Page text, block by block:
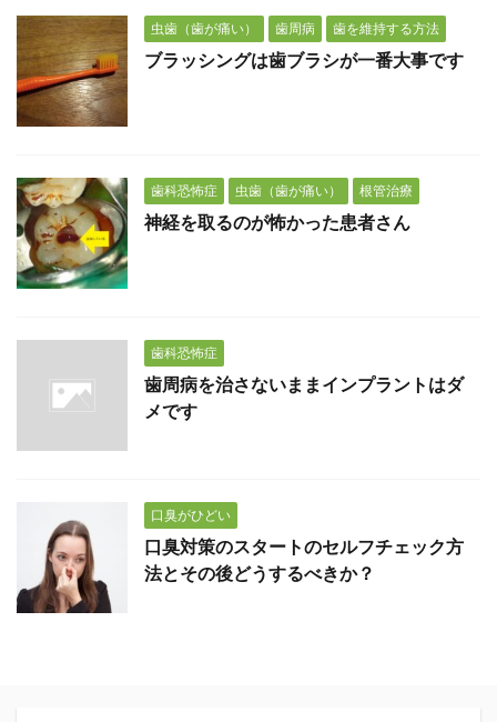
虫歯（歯が痛い） 歯周病 歯を維持する方法
ブラッシングは歯ブラシが一番大事です
歯科恐怖症 虫歯（歯が痛い） 根管治療
神経を取るのが怖かった患者さん
歯科恐怖症
歯周病を治さないままインプラントはダ
メです
口臭がひどい
口臭対策のスタートのセルフチェック方
法とその後どうするべきか？